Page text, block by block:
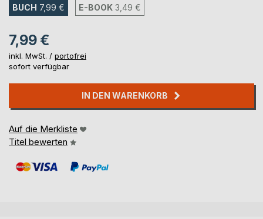
BUCH 7,99 € E-BOOK 3,49 €
7,99 €
inkl. MwSt. / portofrei
sofort verfügbar
IN DEN WARENKORB
Auf die Merkliste
Titel bewerten